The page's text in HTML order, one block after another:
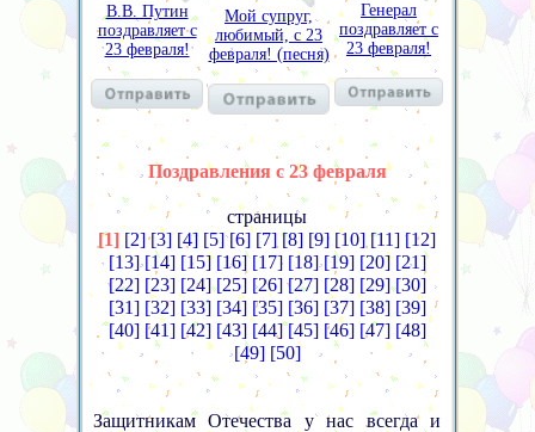
В.В. Путин
поздравляет с
23 февраля!
Мой супруг,
любимый, с 23
февраля! (песня)
Генерал
поздравляет с
23 февраля!
Поздравления с 23 февраля
страницы
[1] [2] [3] [4] [5] [6] [7] [8] [9] [10] [11] [12]
[13] [14] [15] [16] [17] [18] [19] [20] [21]
[22] [23] [24] [25] [26] [27] [28] [29] [30]
[31] [32] [33] [34] [35] [36] [37] [38] [39]
[40] [41] [42] [43] [44] [45] [46] [47] [48]
[49] [50]
Защитникам Отечества у нас всегда и